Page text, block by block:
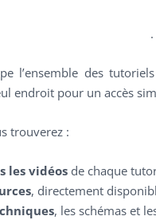
.
l’ensemble des
endroit pour un accès
trouverez :
les vidéos de chaque
, directement
, les schémas et